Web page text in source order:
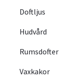
Doftljus
Hudvård
Rumsdofter
Vaxkakor